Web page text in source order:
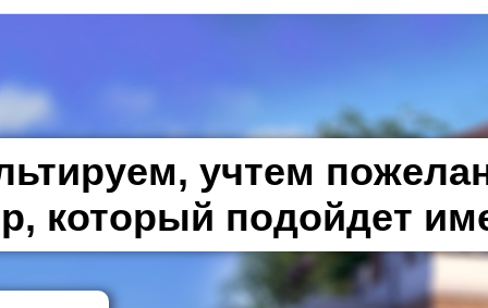
горизонтального
Металлические заборы для дачи
Забор жалюзи с кирпичными столбами
Металлические заборы
Металлические ограждения
учтем
который подойдет